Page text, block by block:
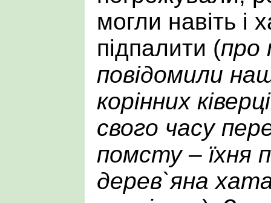
могли навіть і
підпалити (про
повідомили
корінних
свого часу
помсту – їхня
дерев`яна